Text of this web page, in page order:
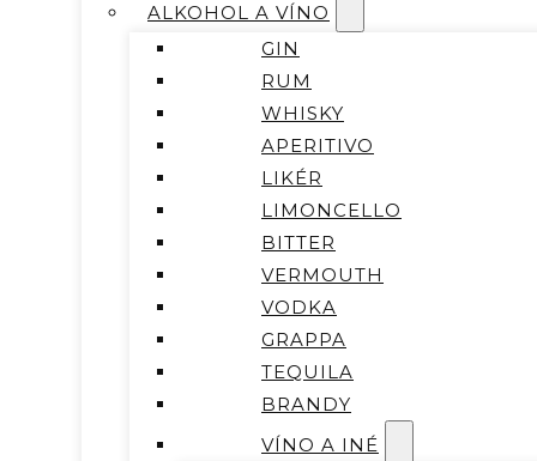
ALKOHOL A VÍNO
GIN
RUM
WHISKY
APERITIVO
LIKÉR
LIMONCELLO
BITTER
VERMOUTH
VODKA
GRAPPA
TEQUILA
BRANDY
VÍNO A INÉ